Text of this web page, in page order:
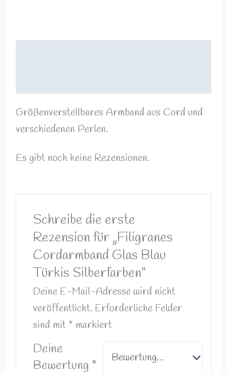
Größenverstellbares Armband aus Cord und
verschiedenen Perlen.
Es gibt noch keine Rezensionen.
Schreibe die erste
Rezension für „Filigranes
Cordarmband Glas Blau
Türkis Silberfarben“
Deine E-Mail-Adresse wird nicht
veröffentlicht. Erforderliche Felder
sind mit * markiert
Deine
Bewertung *